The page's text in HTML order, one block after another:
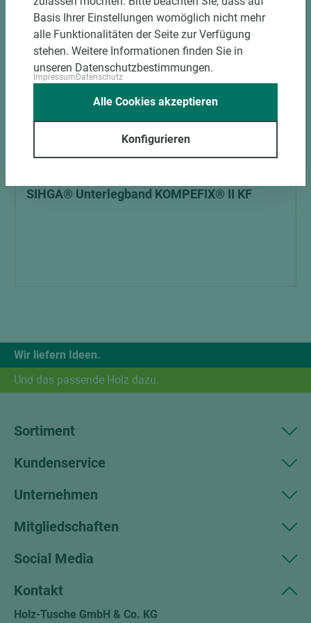
SIHGA® Unterlegband KOMPEFIX® II KF
Wir liefern Ideen.
Und das passende Holz dazu.
Sortiment
Kundenservice
Unternehmen
Mitgliedschaften
Social Media
Kontakt
Holz-Tusche GmbH & Co. KG
Basis Ihrer Einstellungen womöglich nicht mehr
alle Funktionalitäten der Seite zur Verfügung
stehen. Weitere Informationen finden Sie in
unseren Datenschutzbestimmungen.
ImpressumDatenschutz
Konfigurieren
Alle Cookies akzeptieren